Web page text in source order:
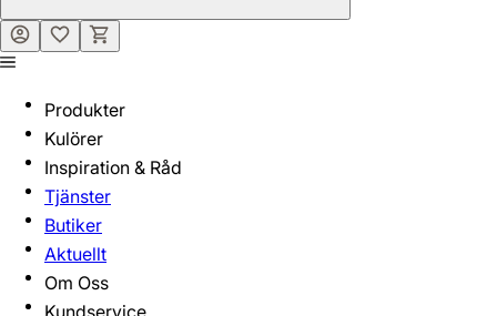
Produkter
Kulörer
Inspiration & Råd
Tjänster
Butiker
Aktuellt
Om Oss
Kundservice